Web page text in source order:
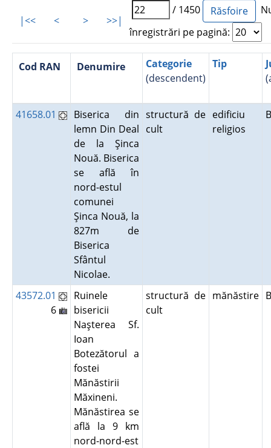
|<< < > >>|
/ 1450
înregistrări pe pagină:
Cod RAN Denumire
Categorie
(descendent)
Tip
41658.01
Biserica din
lemn Din Deal
de la Şinca
Nouă. Biserica
se află în
nord-estul
comunei
Şinca Nouă, la
827m de
Biserica
Sfântul
Nicolae.
structură de
cult
edificiu
religios
43572.01
6
Ruinele
bisericii
Naşterea Sf.
Ioan
Botezătorul a
fostei
Mănăstirii
Măxineni.
Mănăstirea se
află la 9 km
nord-nord-est
structură de
cult
mănăstire